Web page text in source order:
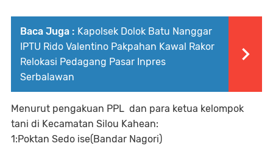
Baca Juga : Kapolsek Dolok Batu Nanggar
IPTU Rido Valentino Pakpahan Kawal Rakor
Relokasi Pedagang Pasar Inpres
Serbalawan
Menurut pengakuan PPL dan para ketua kelompok
tani di Kecamatan Silou Kahean:
1:Poktan Sedo ise(Bandar Nagori)